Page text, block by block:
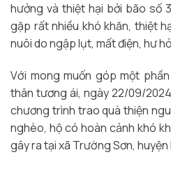
hưởng và thiệt hại bởi bão số
gặp rất nhiều khó khăn, thiệt
nuôi do ngập lụt, mất điện, hư
Với mong muốn góp một
thân tương ái, ngày 22/09/
chương trình trao quà thiện
nghèo, hộ có hoàn cảnh khó
gây ra tại xã Trường Sơn,